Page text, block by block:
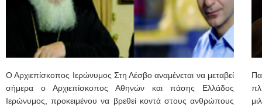
Ο Αρχιεπίσκοπος Ιερώνυμος Στη Λέσβο αναμένεται να μεταβεί
σήμερα ο Αρχιεπίσκοπος Αθηνών και πάσης Ελλάδος
Ιερώνυμος, προκειμένου να βρεθεί κοντά στους ανθρώπους